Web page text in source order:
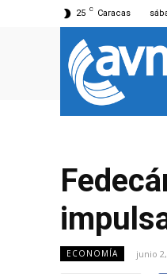
25 C Caracas
ECONOMÍA junio